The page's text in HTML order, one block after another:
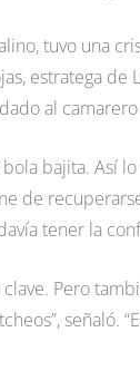
tuvo una
estratega de
al
bajita. Así
de
tener la
Pero
señaló.